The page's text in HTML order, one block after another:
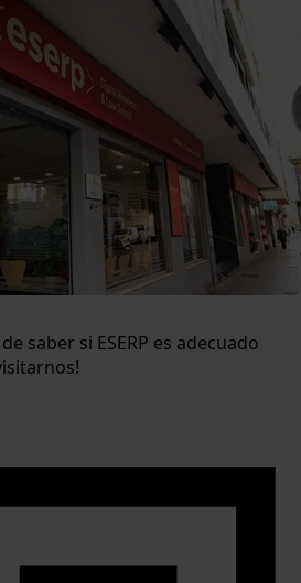
saber si ESERP es adecuado